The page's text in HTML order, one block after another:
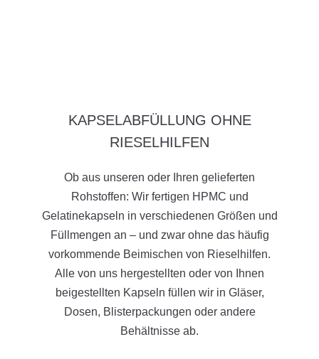
KAPSELABFÜLLUNG OHNE
RIESELHILFEN
Ob aus unseren oder Ihren gelieferten
Rohstoffen: Wir fertigen HPMC und
Gelatinekapseln in verschiedenen Größen und
Füllmengen an – und zwar ohne das häufig
vorkommende Beimischen von Rieselhilfen.
Alle von uns hergestellten oder von Ihnen
beigestellten Kapseln füllen wir in Gläser,
Dosen, Blisterpackungen oder andere
Behältnisse ab.